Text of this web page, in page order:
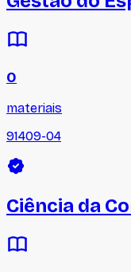
0
materiais
91409-04
Ciência da